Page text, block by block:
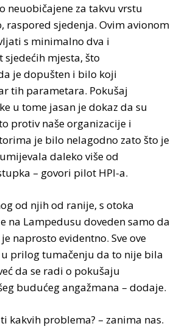
neuobičajene za takvu vrstu
raspored sjedenja. Ovim avionom
s minimalno dva i
sjedećih mjesta, što
je dopušten i bilo koji
tih parametara. Pokušaj
u tome jasan je dokaz da su
protiv naše organizacije i
je bilo nelagodno zato što je
daleko više od
– govori pilot HPI-a.
od njih od ranije, s otoka
na Lampedusu doveden samo da
naprosto evidentno. Sve ove
u prilog tumačenju da to nije bila
da se radi o pokušaju
budućeg angažmana – dodaje.
kakvih problema? – zanima nas.